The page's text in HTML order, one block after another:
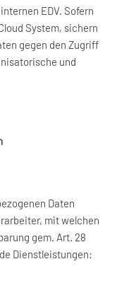
EDV. Sofern
System, sichern
gegen den Zugriff
und
Daten
mit welchen
gem. Art. 28
Dienstleistungen: